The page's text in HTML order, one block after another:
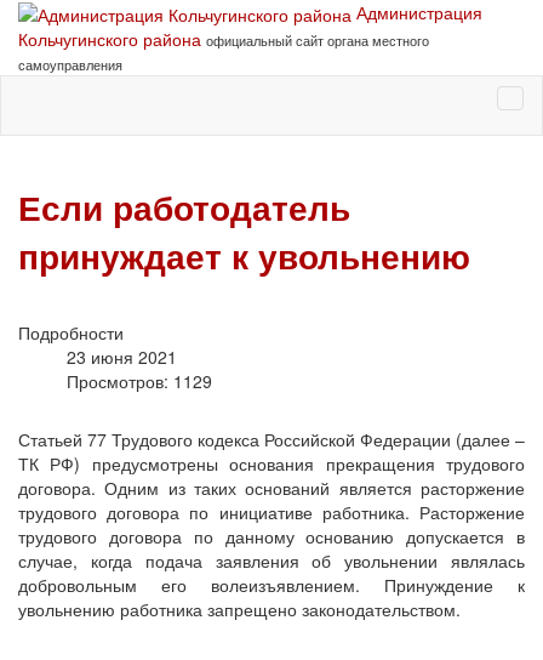
Администрация
Кольчугинского района официальный сайт органа местного
самоуправления
Если работодатель
принуждает к увольнению
Подробности
23 июня 2021
Просмотров: 1129
Статьей 77 Трудового кодекса Российской Федерации (далее –
ТК РФ) предусмотрены основания прекращения трудового
договора. Одним из таких оснований является расторжение
трудового договора по инициативе работника. Расторжение
трудового договора по данному основанию допускается в
случае, когда подача заявления об увольнении являлась
добровольным его волеизъявлением. Принуждение к
увольнению работника запрещено законодательством.